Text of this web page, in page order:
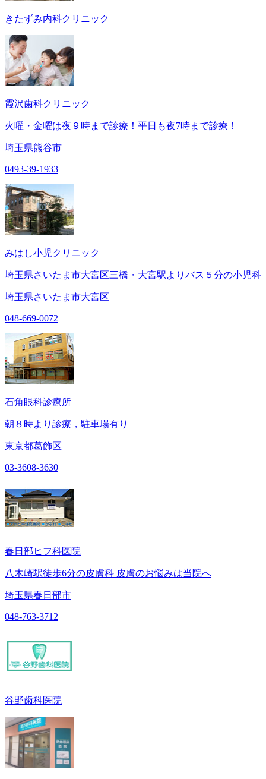
きたずみ内科クリニック
霞沢歯科クリニック
火曜・金曜は夜９時まで診療！平日も夜7時まで診療！
埼玉県熊谷市
0493-39-1933
みはし小児クリニック
埼玉県さいたま市大宮区三橋・大宮駅よりバス５分の小児科
埼玉県さいたま市大宮区
048-669-0072
石角眼科診療所
朝８時より診療，駐車場有り
東京都葛飾区
03-3608-3630
春日部ヒフ科医院
八木崎駅徒歩6分の皮膚科 皮膚のお悩みは当院へ
埼玉県春日部市
048-763-3712
谷野歯科医院